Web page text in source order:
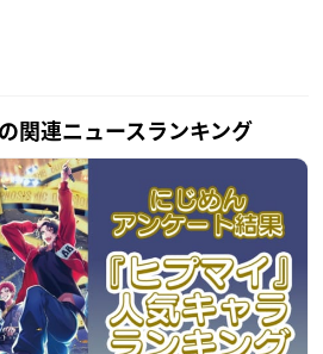
関連ニュースランキング